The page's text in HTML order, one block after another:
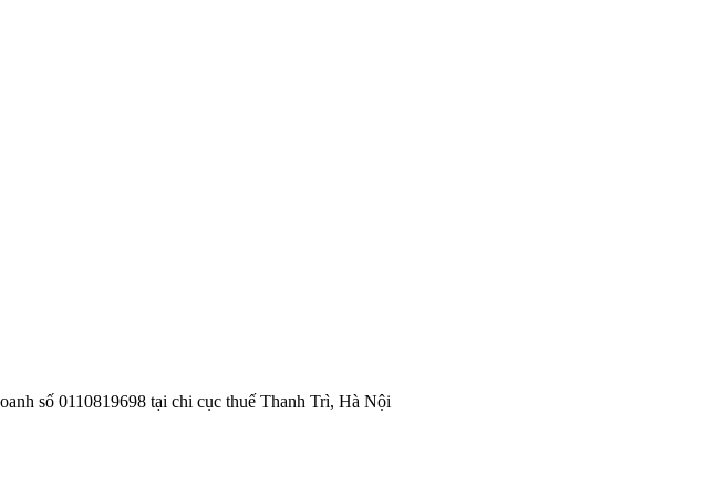
số 0110819698 tại chi cục thuế Thanh Trì, Hà Nội